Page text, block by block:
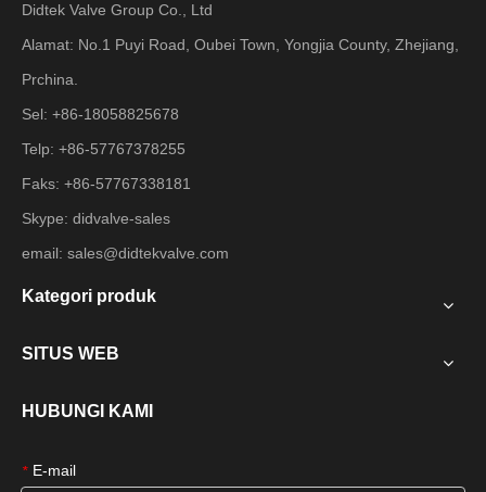
Didtek Valve Group Co., Ltd
Alamat: No.1 Puyi Road, Oubei Town, Yongjia County, Zhejiang,
Prchina.
Sel: +86-18058825678
Telp: +86-57767378255
Faks: +86-57767338181
Skype: didvalve-sales
email: sales@didtekvalve.com
Kategori produk
SITUS WEB
HUBUNGI KAMI
* E-mail